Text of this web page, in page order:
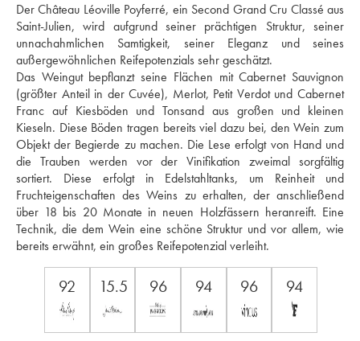
Der Château Léoville Poyferré, ein Second Grand Cru Classé aus
Saint-Julien, wird aufgrund seiner prächtigen Struktur, seiner
unnachahmlichen Samtigkeit, seiner Eleganz und seines
außergewöhnlichen Reifepotenzials sehr geschätzt.
Das Weingut bepflanzt seine Flächen mit Cabernet Sauvignon
(größter Anteil in der Cuvée), Merlot, Petit Verdot und Cabernet
Franc auf Kiesböden und Tonsand aus großen und kleinen
Kieseln. Diese Böden tragen bereits viel dazu bei, den Wein zum
Objekt der Begierde zu machen. Die Lese erfolgt von Hand und
die Trauben werden vor der Vinifikation zweimal sorgfältig
sortiert. Diese erfolgt in Edelstahltanks, um Reinheit und
Fruchteigenschaften des Weins zu erhalten, der anschließend
über 18 bis 20 Monate in neuen Holzfässern heranreift. Eine
Technik, die dem Wein eine schöne Struktur und vor allem, wie
bereits erwähnt, ein großes Reifepotenzial verleiht.
92 15.5 96 94 96 94